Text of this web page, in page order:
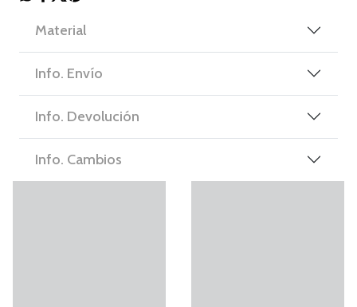
Material
Info. Envío
Info. Devolución
Info. Cambios